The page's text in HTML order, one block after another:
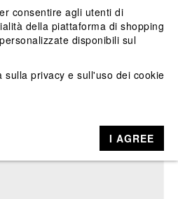
consentire agli utenti di
della piattaforma di shopping
disponibili sul
sulla privacy e sull'uso dei cookie
I AGREE